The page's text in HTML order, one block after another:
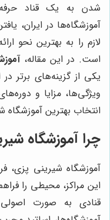
شدن به یک قناد
آموزشگاه‌ها در ایران،
لازم را به بهترین نحو
است. در این مقاله،
یکی از گزینه‌های برتر
ویژگی‌ها، مزایا و
انتخاب بهترین آموزشگاه
چرا آموزشگاه
آموزشگاه شیرینی پزی،
این مراکز، محیطی را
قنادی به صورت